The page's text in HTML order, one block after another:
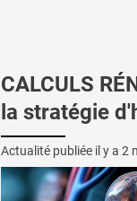
CALCULS
la stratégie
Actualité publiée il y a 2